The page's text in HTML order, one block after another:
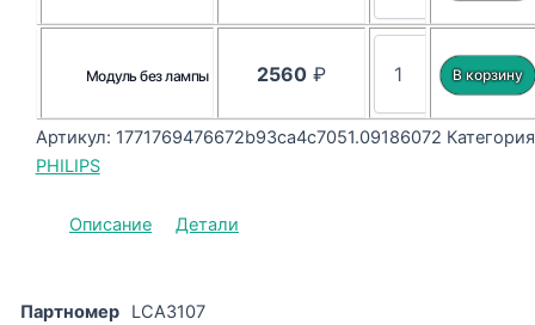
Модуль без лампы 2560₽
Артикул: 1771769476672b93ca4c7051.09186072
PHILIPS
Описание Детали
Партномер LCA3107